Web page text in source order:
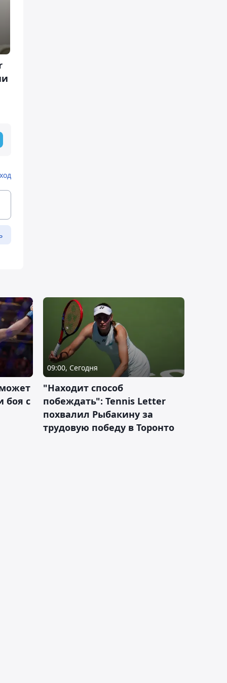
боя с
09:00, Сегодня
"Находит способ
побеждать": Tennis Letter
похвалил Рыбакину за
трудовую победу в Торонто